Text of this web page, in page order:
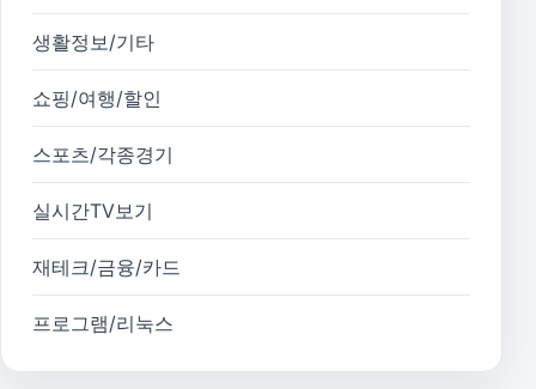
생활정보/기타
쇼핑/여행/할인
스포츠/각종경기
실시간TV보기
재테크/금융/카드
프로그램/리눅스